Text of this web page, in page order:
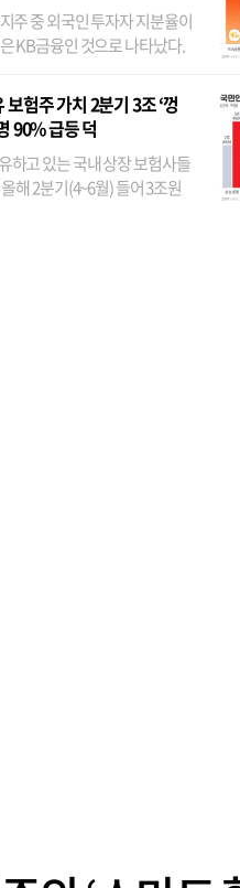
주 중 외국인 투자자 지분율이
KB금융인 것으로 나타났다.
금융은 지난달 말 기준 해외
율이...
험주 가치 2분기 3조 ‘껑
90% 급등 덕
하고 있는 국내 상장 보험사들
해 2분기(4~6월) 들어 3조원